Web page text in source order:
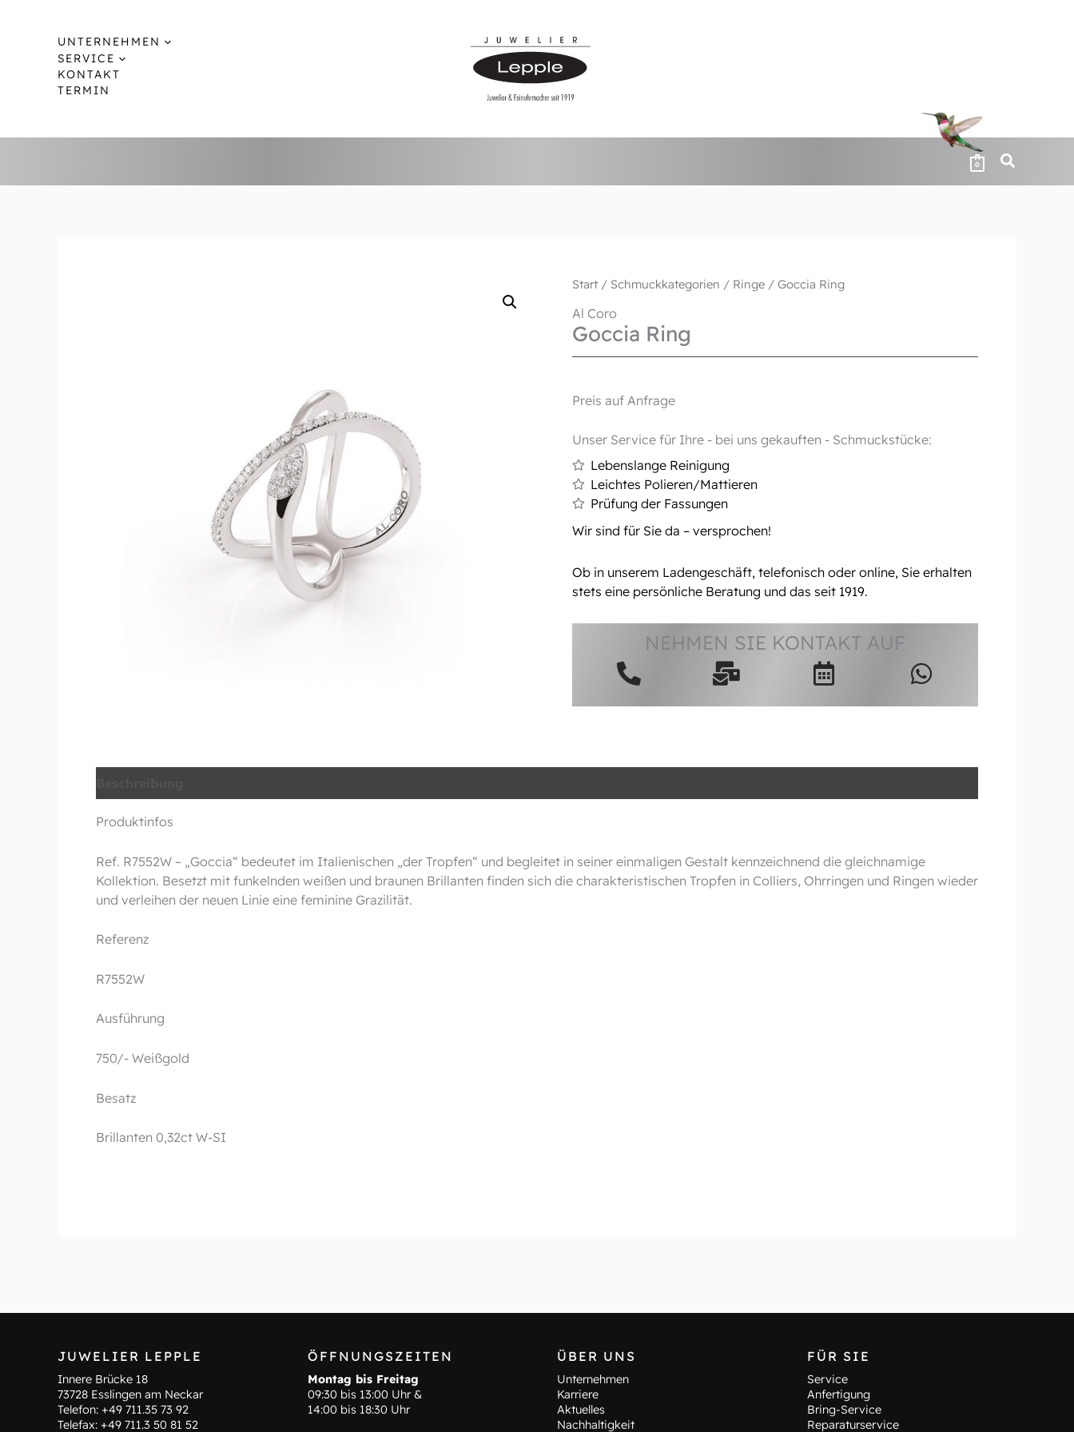
UNTERNEHMEN
SERVICE
KONTAKT
TERMIN
0
Start / Schmuckkategorien / Ringe / Goccia Ring
Al Coro
Goccia Ring
Preis auf Anfrage
Unser Service für Ihre - bei uns gekauften - Schmuckstücke:
Lebenslange Reinigung
Leichtes Polieren/Mattieren
Prüfung der Fassungen
Wir sind für Sie da – versprochen!
Ob in unserem Ladengeschäft, telefonisch oder online, Sie erhalten
stets eine persönliche Beratung und das seit 1919.
NEHMEN SIE KONTAKT AUF
Produktinfos
Ref. R7552W – „Goccia“ bedeutet im Italienischen „der Tropfen“ und begleitet in seiner einmaligen Gestalt kennzeichnend die gleichnamige
Kollektion. Besetzt mit funkelnden weißen und braunen Brillanten finden sich die charakteristischen Tropfen in Colliers, Ohrringen und Ringen wieder
und verleihen der neuen Linie eine feminine Grazilität.
Referenz
R7552W
Ausführung
750/- Weißgold
Besatz
Brillanten 0,32ct W-SI
JUWELIER LEPPLE
Innere Brücke 18
73728 Esslingen am Neckar
Telefon: +49 711.35 73 92
Telefax: +49 711.3 50 81 52
ÖFFNUNGSZEITEN
Montag bis Freitag
09:30 bis 13:00 Uhr &
14:00 bis 18:30 Uhr
ÜBER UNS
Unternehmen
Karriere
Aktuelles
Nachhaltigkeit
FÜR SIE
Service
Anfertigung
Bring-Service
Reparaturservice